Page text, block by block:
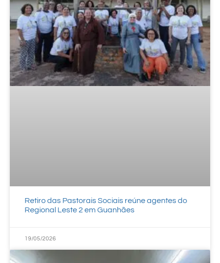
Retiro das Pastorais Sociais reúne agentes do
Regional Leste 2 em Guanhães
19/05/2026